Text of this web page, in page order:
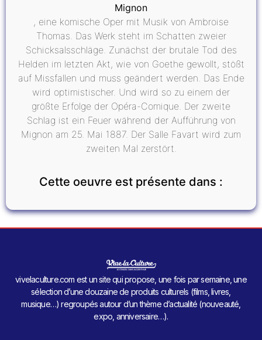
Mignon
, eine komische Oper mit Musik von Ambroise
Thomas. Das Werk steht im Schatten zweier
Schicksalsschläge. Zunächst der brutale Tod des
Helden im letzten Akt, wie von Goethe gewollt, stößt
auf Missfallen und muss geändert werden. Das Ende
wird optimistischer. Und wird so zu einem der
größte Erfolge der Opéra-Comique. Der zweite
Schlag ist ein Feuer während der Aufführung von
Mignon am 25. Mai 1887. Der Salle Favart wird zum
zweiten Mal zerstört.
Cette oeuvre est présente dans :
vivelaculture.com est un site qui propose, une fois par semaine, une
sélection d’une douzaine de produits culturels (films, livres,
musique…) regroupés autour d’un thème d’actualité (nouveauté,
expo, anniversaire…).